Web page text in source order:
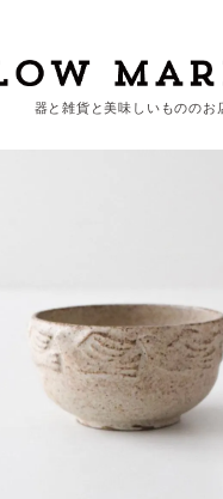
カートを見る
配送について
器と雑貨と美味しいもののお